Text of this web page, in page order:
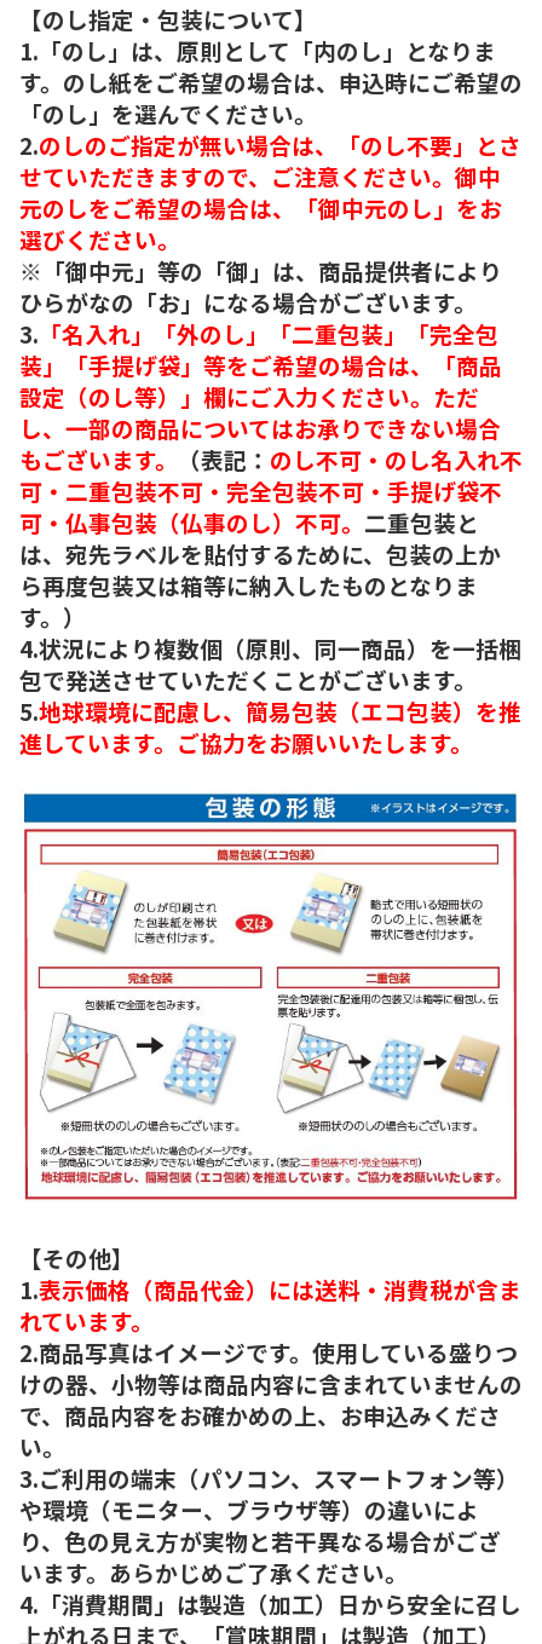
【のし指定・包装について】
1.「のし」は、原則として「内のし」となりま
す。のし紙をご希望の場合は、申込時にご希望の
「のし」を選んでください。
2.のしのご指定が無い場合は、「のし不要」とさ
せていただきますので、ご注意ください。御中
元のしをご希望の場合は、「御中元のし」をお
選びください。
※「御中元」等の「御」は、商品提供者により
ひらがなの「お」になる場合がございます。
3. 「名入れ」「外のし」「二重包装」「完全包
装」「手提げ袋」等をご希望の場合は、「商品
設定（のし等）」欄にご入力ください。ただ
し、一部の商品についてはお承りできない場合
もございます。
（表記： のし不可・のし名入れ不
可・二重包装不可・完全包装不可・手提げ袋不
可・仏事包装（仏事のし）不可。 二重包装と
は、宛先ラベルを貼付するために、包装の上か
ら再度包装又は箱等に納入したものとなりま
す。）
4.状況により複数個（原則、同一商品）を一括梱
包で発送させていただくことがございます。
5.地球環境に配慮し、簡易包装（エコ包装）を推
進しています。ご協力をお願いいたします。
【その他】
1.表示価格（商品代金）には送料・消費税が含ま
れています。
2.商品写真はイメージです。使用している盛りつ
けの器、小物等は商品内容に含まれていませんの
で、商品内容をお確かめの上、お申込みくださ
い。
3.ご利用の端末（パソコン、スマートフォン等）
や環境（モニター、ブラウザ等）の違いによ
り、色の見え方が実物と若干異なる場合がござ
います。あらかじめご了承ください。
4.「消費期間」は製造（加工）日から安全に召し
上がれる日まで、「賞味期間」は製造（加工）